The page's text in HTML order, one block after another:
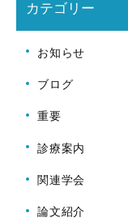
カテゴリー
お知らせ
ブログ
重要
診療案内
関連学会
論文紹介